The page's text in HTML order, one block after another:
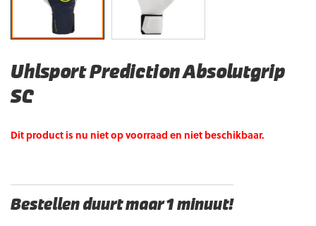
Uhlsport Prediction Absolutgrip
SC
Dit product is nu niet op voorraad en niet beschikbaar.
Bestellen duurt maar 1 minuut!